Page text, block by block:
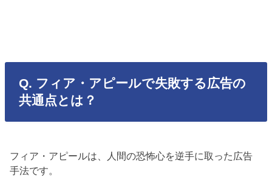
Q. フィア・アピールで失敗する広告の
共通点とは？
フィア・アピールは、人間の恐怖心を逆手に取った広告
手法です。